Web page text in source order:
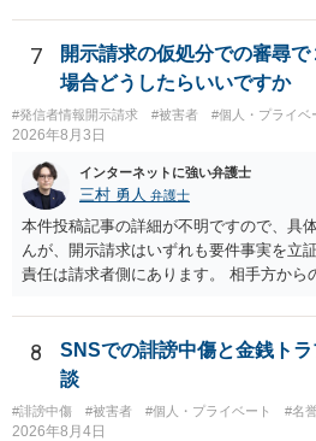
7
開示請求の仮処分での審尋
場合どうしたらいいですか
#発信者情報開示請求 #被害者 #個人・プライベ
2026年8月3日
インターネットに強い弁護士
三村 勇人 弁護士
本件投稿記事の詳細が不明ですので、具
んが、開示請求はいずれも要件事実を立
責任は請求者側にあります。 相手方から
方が口頭で反論したのは、仮処分は迅速
面での反論となれば、より遅延する可能
はXのため、APのIPアドレスの保存期間
求は法律知識が不可欠ですが、それだけ
方法を選択することが重要です。
8
SNSでの誹謗中傷と金銭ト
談
#誹謗中傷 #被害者 #個人・プライベート #名
2026年8月4日